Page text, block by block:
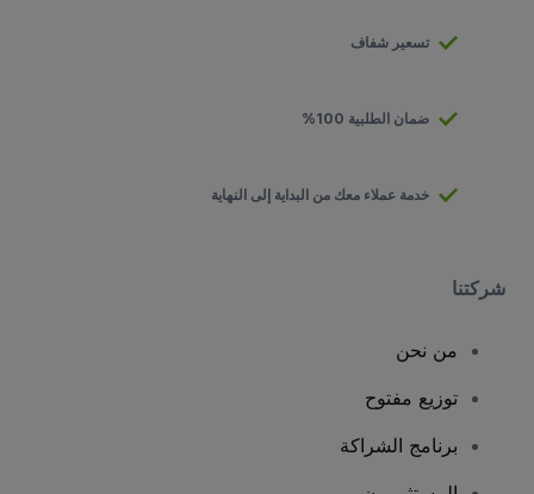
تسعير شفاف
ضمان الطلبية 100%
خدمة عملاء معك من البداية إلى النهاية
شركتنا
من نحن
توزيع مفتوح
برنامج الشراكة